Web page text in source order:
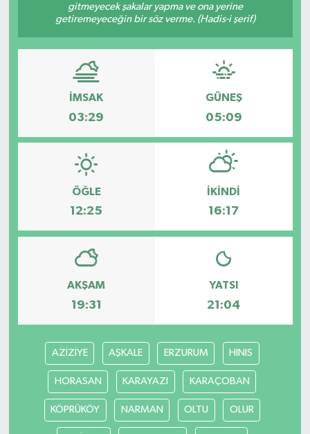
gitmeyecek şakalar yapma ve ona yerine
getiremeyeceğin bir söz verme. (Hadis-i şerif)
İMSAK
03:29
GÜNEŞ
05:09
ÖĞLE
12:25
İKINDI
16:17
AKŞAM
19:31
YATSI
21:04
AZİZİYE AŞKALE ERZURUM HINIS
HORASAN KARAYAZI KARAÇOBAN
KÖPRÜKÖY NARMAN OLTU OLUR
Dünya
Magazin
Gündem
Kültür & Sanat
Teknoloji
Bilim, Teknoloji